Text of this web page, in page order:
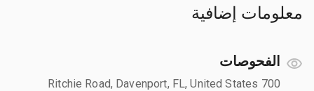
معلومات إضافية
الفحوصات
700 Ritchie Road, Davenport, FL, United States